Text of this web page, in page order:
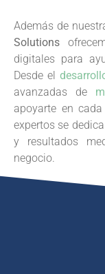
Además de
Solutions
digitales para
Desde el
avanzadas de
apoyarte en
expertos se
y resultados
negocio.